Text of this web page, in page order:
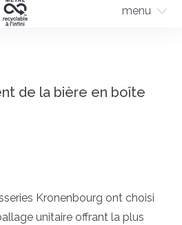
menu
de la bière en boîte
Kronenbourg ont choisi
unitaire offrant la plus